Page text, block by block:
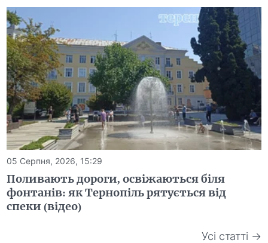
05 Серпня, 2026, 15:29
Поливають дороги, освіжаються біля
фонтанів: як Тернопіль рятується від
спеки (відео)
Усі статті →